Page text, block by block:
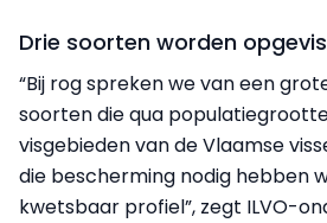
Drie soorten worden
“Bij rog spreken we van een
soorten die qua
visgebieden van de Vlaamse
die bescherming nodig hebben
kwetsbaar profiel”, zegt ILVO-